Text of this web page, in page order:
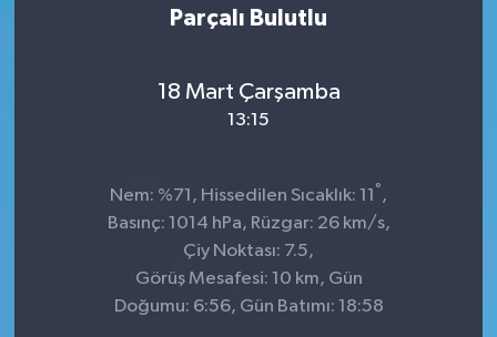
Parçalı Bulutlu
18 Mart Çarşamba
13:15
Nem: %71, Hissedilen Sıcaklık: 11 ° ,
Basınç: 1014 hPa, Rüzgar: 26 km/s,
Çiy Noktası: 7.5,
Görüş Mesafesi: 10 km, Gün
Doğumu: 6:56, Gün Batımı: 18:58